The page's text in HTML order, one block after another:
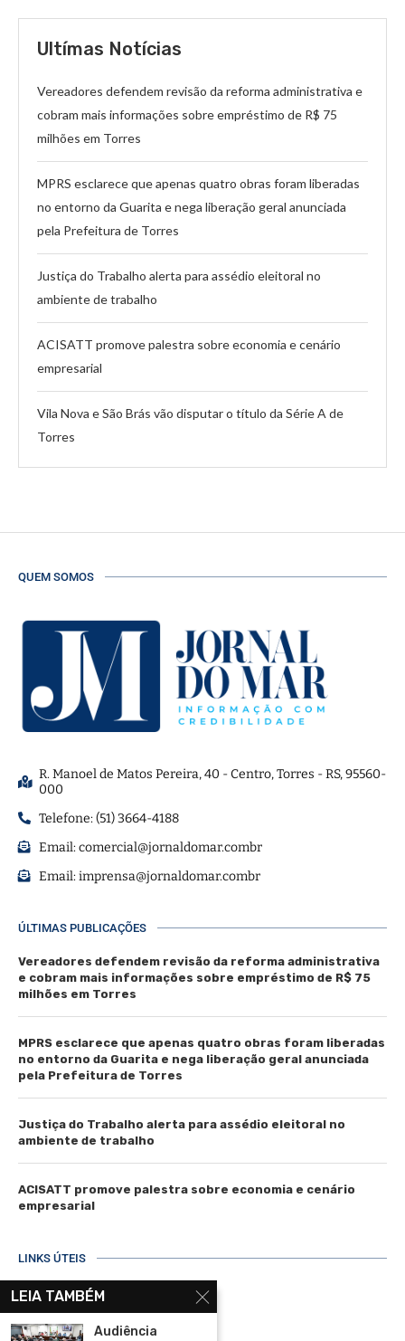
Ultímas Notícias
Vereadores defendem revisão da reforma administrativa e
cobram mais informações sobre empréstimo de R$ 75
milhões em Torres
MPRS esclarece que apenas quatro obras foram liberadas
no entorno da Guarita e nega liberação geral anunciada
pela Prefeitura de Torres
Justiça do Trabalho alerta para assédio eleitoral no
ambiente de trabalho
ACISATT promove palestra sobre economia e cenário
empresarial
Vila Nova e São Brás vão disputar o título da Série A de
Torres
QUEM SOMOS
R. Manoel de Matos Pereira, 40 - Centro, Torres - RS, 95560-
000
Telefone: (51) 3664-4188
Email:comercial@jornaldomar.combr
Email:imprensa@jornaldomar.combr
ÚLTIMAS PUBLICAÇÕES
Vereadores defendem revisão da reforma administrativa
e cobram mais informações sobre empréstimo de R$ 75
milhões em Torres
MPRS esclarece que apenas quatro obras foram liberadas
no entorno da Guarita e nega liberação geral anunciada
pela Prefeitura de Torres
Justiça do Trabalho alerta para assédio eleitoral no
ambiente de trabalho
ACISATT promove palestra sobre economia e cenário
empresarial
LINKS ÚTEIS
Home
Assinar
LEIA TAMBÉM
Audiência